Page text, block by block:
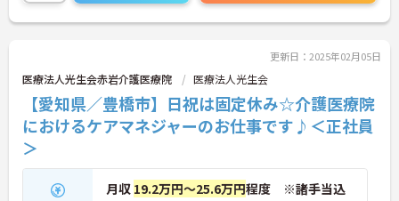
更新日：2025年02月05日
医療法人光生会赤岩介護医療院 医療法人光生会
【愛知県／豊橋市】日祝は固定休み☆介護医療院
におけるケアマネジャーのお仕事です♪＜正社員
＞
月収 19.2万円～25.6万円程度 ※諸手当込